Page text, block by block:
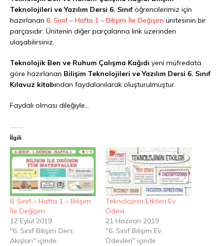
Teknolojileri ve Yazılım Dersi 6. Sınıf öğrencilerimiz için
hazırlanan 6. Sınıf – Hafta 1 – Bilişim İle Değişim ünitesinin bir
parçasıdır. Ünitenin diğer parçalarına link üzerinden
ulaşabilirsiniz.
Teknolojik Ben ve Ruhum Çalışma Kağıdı yeni müfredata
göre hazırlanan Bilişim Teknolojileri ve Yazılım Dersi 6. Sınıf
Kılavuz kitabından faydalanılarak oluşturulmuştur.
Faydalı olması dileğiyle…
İlgili
6. Sınıf – Hafta 1 – Bilişim
İle Değişim
12 Eylül 2019
"6. Sınıf Bilişim Ders
Akışları" içinde
Teknolojinin Etkileri Ev
Ödevi
21 Haziran 2019
"6. Sınıf Bilişim Ev
Ödevleri" içinde